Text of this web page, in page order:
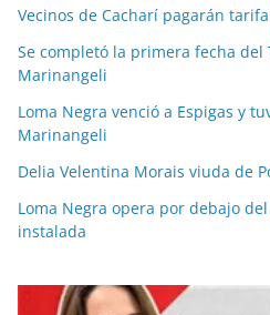
Vecinos de Cacharí pagarán
Se completó la primera fecha del
Marinangeli
Loma Negra venció a Espigas y
Marinangeli
Delia Velentina Morais viuda de
Loma Negra opera por debajo
instalada